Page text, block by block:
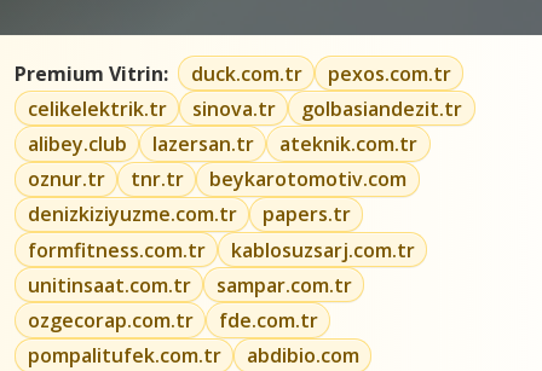
Premium Vitrin: duck.com.tr
pexos.com.tr
celikelektrik.tr
sinova.tr
golbasiandezit.tr
alibey.club
lazersan.tr
ateknik.com.tr
oznur.tr
tnr.tr
beykarotomotiv.com
denizkiziyuzme.com.tr
papers.tr
formfitness.com.tr
kablosuzsarj.com.tr
unitinsaat.com.tr
sampar.com.tr
ozgecorap.com.tr
fde.com.tr
pompalitufek.com.tr
abdibio.com